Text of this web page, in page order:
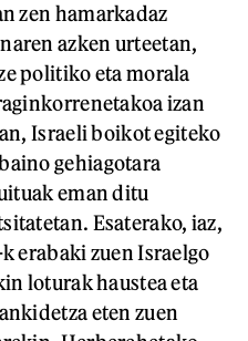
zen hamarkadaz
azken urteetan,
politiko eta morala
izan
Israeli boikot egiteko
gehiagotara
eman ditu
Esaterako, iaz,
erabaki zuen Israelgo
loturak haustea eta
eten zuen